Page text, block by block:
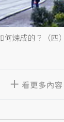
何煉成的？（四
看更多內容